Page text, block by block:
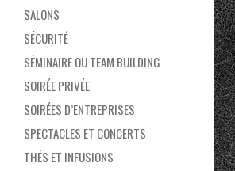
SALONS
SÉCURITÉ
SÉMINAIRE OU TEAM BUILDING
SOIRÉE PRIVÉE
SOIRÉES D’ENTREPRISES
SPECTACLES ET CONCERTS
THÉS ET INFUSIONS